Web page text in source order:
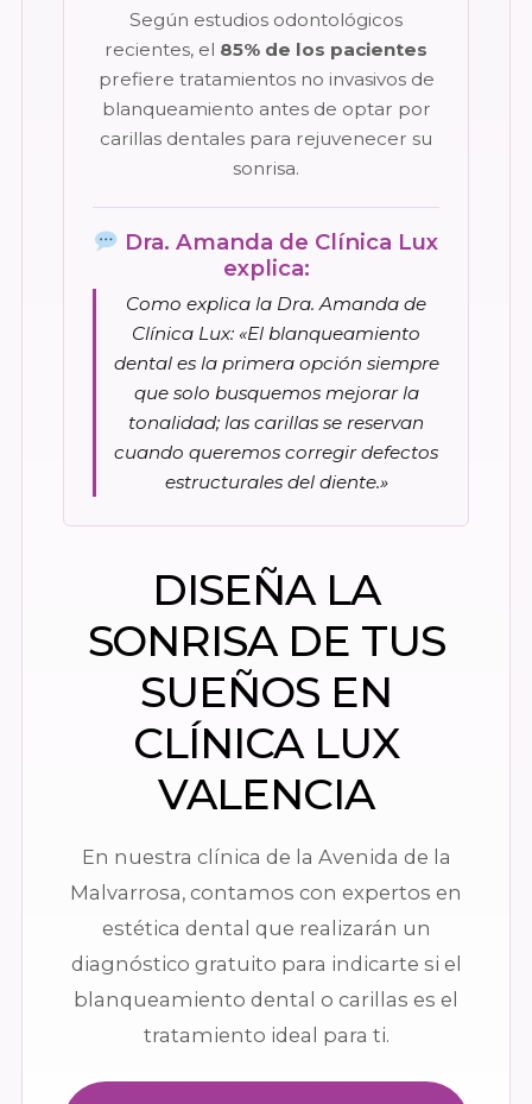
Según estudios odontológicos
recientes, el 85% de los pacientes
prefiere tratamientos no invasivos de
blanqueamiento antes de optar por
carillas dentales para rejuvenecer su
sonrisa.
Dra. Amanda de Clínica Lux
explica:
Como explica la Dra. Amanda de
Clínica Lux: «El blanqueamiento
dental es la primera opción siempre
que solo busquemos mejorar la
tonalidad; las carillas se reservan
cuando queremos corregir defectos
estructurales del diente.»
DISEÑA LA
SONRISA DE TUS
SUEÑOS EN
CLÍNICA LUX
VALENCIA
En nuestra clínica de la Avenida de la
Malvarrosa, contamos con expertos en
estética dental que realizarán un
diagnóstico gratuito para indicarte si el
blanqueamiento dental o carillas es el
tratamiento ideal para ti.